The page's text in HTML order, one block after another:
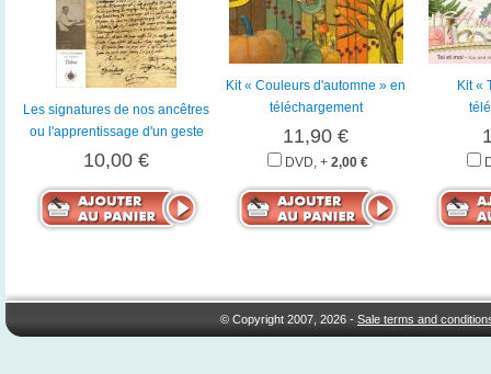
Les signatures de nos ancêtres
ou l'apprentissage d'un geste
10,00 €
Kit « Couleurs d'automne » en
téléchargement
11,90 €
DVD, + 2,00 €
Kit «
© Copyright 2007, 2026 -Sale terms and